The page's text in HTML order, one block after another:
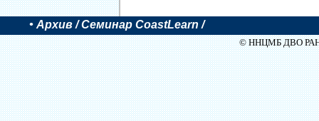
• Архив / Семинар CoastLearn /
© ННЦМБ ДВО РАН,